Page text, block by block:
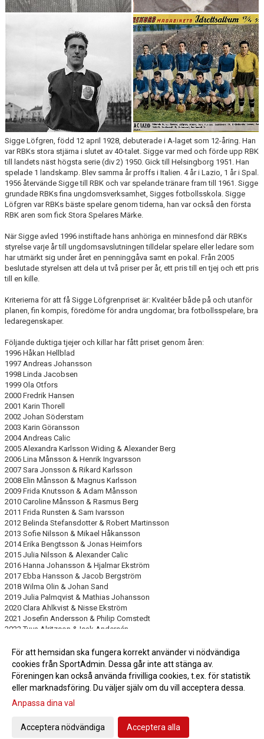
VÅRA LAG/TRÄNARE
NYHETER
KALENDER
MATCHER
DOKUMENT
Sigge Löfgren, född 12 april 1928, debuterade i A-laget som 12-åring. Han
var RBKs stora stjärna i slutet av 40-talet. Sigge var med och förde upp RBK
till landets näst högsta serie (div 2) 1950. Gick till Helsingborg 1951. Han
spelade 1 landskamp. Blev samma år proffs i Italien. 4 år i Lazio, 1 år i Spal.
1956 återvände Sigge till RBK och var spelande tränare fram till 1961. Sigge
grundade RBKs fina ungdomsverksamhet, Sigges fotbollsskola. Sigge
Löfgren var RBKs bäste spelare genom tiderna, han var också den första
RBK aren som fick Stora Spelares Märke.
När Sigge avled 1996 instiftade hans anhöriga en minnesfond där RBKs
styrelse varje år till ungdomsavslutningen tilldelar spelare eller ledare som
har utmärkt sig under året en penninggåva samt en pokal. Från 2005
beslutade styrelsen att dela ut två priser per år, ett pris till en tjej och ett pris
till en kille.
Kriterierna för att få Sigge Löfgrenpriset är: Kvalitéer både på och utanför
planen, fin kompis, föredöme för andra ungdomar, bra fotbollsspelare, bra
ledaregenskaper.
Följande duktiga tjejer och killar har fått priset genom åren:
1996 Håkan Hellblad
1997 Andreas Johansson
1998 Linda Jacobsen
1999 Ola Otfors
2000 Fredrik Hansen
2001 Karin Thorell
2002 Johan Söderstam
2003 Karin Göransson
2004 Andreas Calic
2005 Alexandra Karlsson Widing & Alexander Berg
2006 Lina Månsson & Henrik Ingvarsson
2007 Sara Jonsson & Rikard Karlsson
2008 Elin Månsson & Magnus Karlsson
2009 Frida Knutsson & Adam Månsson
2010 Caroline Månsson & Rasmus Berg
2011 Frida Runsten & Sam Ivarsson
2012 Belinda Stefansdotter & Robert Martinsson
2013 Sofie Nilsson & Mikael Håkansson
2014 Erika Bengtsson & Jonas Heimfors
2015 Julia Nilsson & Alexander Calic
2016 Hanna Johansson & Hjalmar Ekström
2017 Ebba Hansson & Jacob Bergström
2018 Wilma Olin & Johan Sand
2019 Julia Palmqvist & Mathias Johansson
2020 Clara Ahlkvist & Nisse Ekström
2021 Josefin Andersson & Philip Comstedt
2022 Tuva Alritzson & Isak Andersén
2024 Disa Henriksson & Zacharias Sköld
2025 Tilda Uskali & Lucas Håkansson
Gå till Webbversion
För att hemsidan ska fungera korrekt använder vi nödvändiga
cookies från SportAdmin. Dessa går inte att stänga av.
Föreningen kan också använda frivilliga cookies, t.ex. för statistik
eller marknadsföring. Du väljer själv om du vill acceptera dessa.
Anpassa dina val
Acceptera nödvändiga Acceptera alla